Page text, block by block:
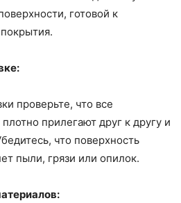
готовой к
проверьте, что все
прилегают друг к другу и
что поверхность
пыли, грязи или опилок.